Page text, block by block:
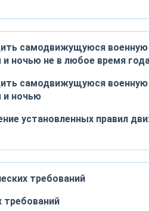
самодвижущуюся военную
и ночью не в любое время
самодвижущуюся военную
и ночью
установленных правил
требований
требований